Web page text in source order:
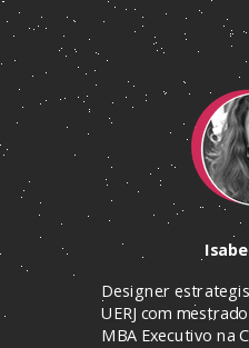
Designer
UERJ com
MBA Executivo na